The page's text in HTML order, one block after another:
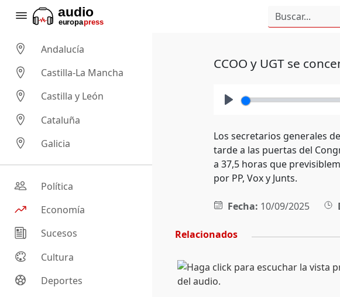
Andalucía
Castilla-La Mancha
Castilla y León
Cataluña
Galicia
Política
Economía
Sucesos
Cultura
Deportes
CCOO y UGT se
Los secretarios generales
tarde a las puertas del
a 37,5 horas que
por PP, Vox y Junts.
Fecha: 10/09/2025
Relacionados